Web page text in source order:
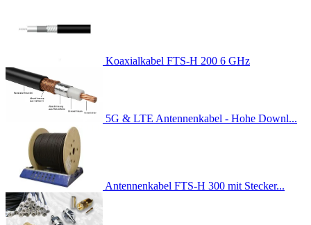
Koaxialkabel FTS-H 200 6 GHz
5G & LTE Antennenkabel - Hohe Downl...
Antennenkabel FTS-H 300 mit Stecker...